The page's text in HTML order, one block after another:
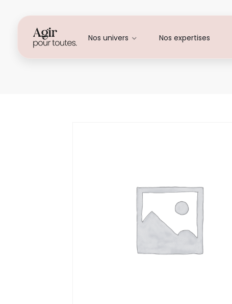
Nos univers Nos expertises
Alice MALBOIS